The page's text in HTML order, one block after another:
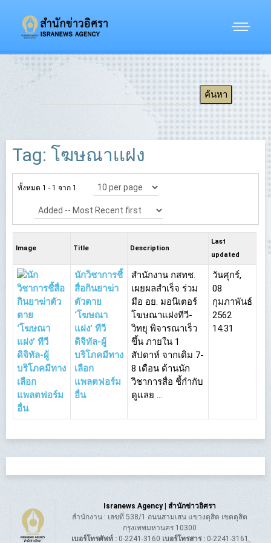
Tag: โฆษณาเเฝง
ทั้งหมด 1 - 1 จาก 1
Image Title Description
Last
updated
นักวิชาการชี้
สื่อกินยาฆ่า
ตัวตาย
‘โฆษณา
แฝง’ ทีวี
ดิจิทัล-ผู้
บริโภคมีทาง
เลือก
แพลตฟอร์ม
อื่น
สำนักงาน กสทช.
เผยผลสำเร็จ ร่วม
มือ อย. มอนิเตอร์
โฆษณาแฝงทีวี-
วิทยุ พิจารณาเร็ว
ขึ้น ภายใน 1
สัปดาห์ จากเดิม 7-
8 เดือน ด้านนัก
วิชาการสื่อ ชี้กำกับ
ดูแลย ...
วันศุกร์,
08
กุมภาพันธ์
2562
14:31
Isranews Agency | สำนักข่าวอิศรา
สำนักงาน : เลขที่ 538/1 ถนนสามเสน แขวงดุสิต เขตดุสิต
กรุงเทพมหานคร 10300
เบอร์โทรศัพท์ :0-2241-3160 เบอร์โทรสาร :0-2241-3161